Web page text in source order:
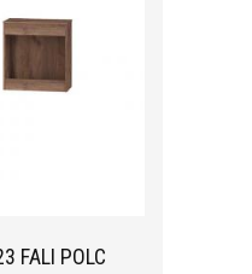
FALI POLC